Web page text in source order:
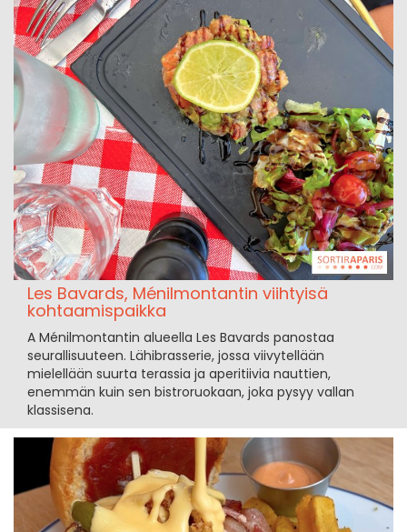
Les Bavards, Ménilmontantin viihtyisä
kohtaamispaikka
A Ménilmontantin alueella Les Bavards panostaa
seurallisuuteen. Lähibrasserie, jossa viivytellään
mielellään suurta terassia ja aperitiivia nauttien,
enemmän kuin sen bistroruokaan, joka pysyy vallan
klassisena.